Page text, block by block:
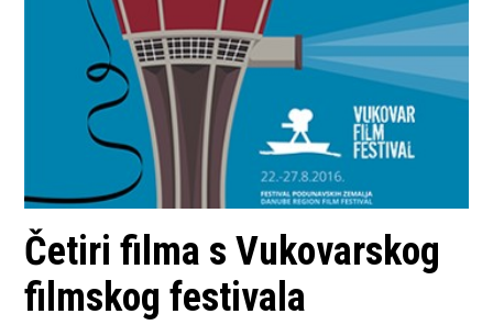
Četiri filma s Vukovarskog
filmskog festivala